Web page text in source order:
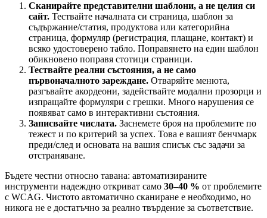
Сканирайте представителни шаблони, а не целия си
сайт. Тествайте началната си страница, шаблон за
съдържание/статия, продуктова или категорийна
страница, формуляр (регистрация, плащане, контакт) и
всяко удостоверено табло. Поправянето на един шаблон
обикновено поправя стотици страници.
Тествайте реални състояния, а не само
първоначалното зареждане. Отваряйте менюта,
разгъвайте акордеони, задействайте модални прозорци и
изпращайте формуляри с грешки. Много нарушения се
появяват само в интерактивни състояния.
Записвайте числата. Заснемете броя на проблемите по
тежест и по критерий за успех. Това е вашият бенчмарк
преди/след и основата на вашия списък със задачи за
отстраняване.
Бъдете честни относно тавана: автоматизираните
инструменти надеждно откриват само 30–40 % от проблемите
с WCAG. Чистото автоматично сканиране е необходимо, но
никога не е достатъчно за реално твърдение за съответствие.